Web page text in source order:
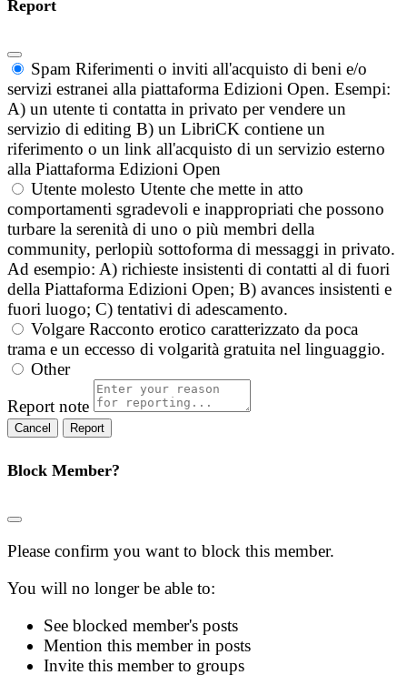
Report
Spam Riferimenti o inviti all'acquisto di beni e/o
servizi estranei alla piattaforma Edizioni Open. Esempi:
A) un utente ti contatta in privato per vendere un
servizio di editing B) un LibriCK contiene un
riferimento o un link all'acquisto di un servizio esterno
alla Piattaforma Edizioni Open
Utente molesto Utente che mette in atto
comportamenti sgradevoli e inappropriati che possono
turbare la serenità di uno o più membri della
community, perlopiù sottoforma di messaggi in privato.
Ad esempio: A) richieste insistenti di contatti al di fuori
della Piattaforma Edizioni Open; B) avances insistenti e
fuori luogo; C) tentativi di adescamento.
Volgare Racconto erotico caratterizzato da poca
trama e un eccesso di volgarità gratuita nel linguaggio.
Other
Report note
Report
Block Member?
Please confirm you want to block this member.
You will no longer be able to:
See blocked member's posts
Mention this member in posts
Invite this member to groups